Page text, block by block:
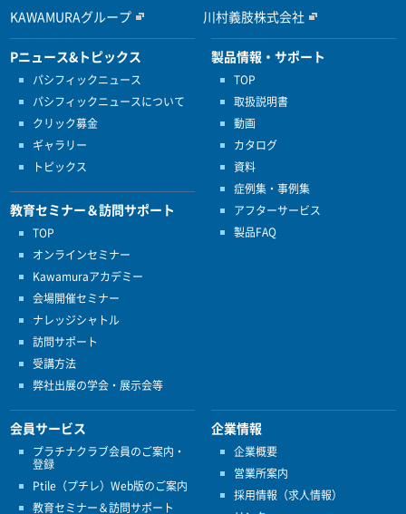
KAWAMURAグループ 川村義肢株式会社
Pニュース&トピックス
パシフィックニュース
パシフィックニュースについて
クリック募金
ギャラリー
トピックス
教育セミナー＆訪問サポート
TOP
オンラインセミナー
Kawamuraアカデミー
会場開催セミナー
ナレッジシャトル
訪問サポート
受講方法
弊社出展の学会・展示会等
製品情報・サポート
TOP
取扱説明書
動画
カタログ
資料
症例集・事例集
アフターサービス
製品FAQ
会員サービス
プラチナクラブ会員のご案内・
登録
Ptile（プチレ）Web版のご案内
教育セミナー＆訪問サポート
企業情報
企業概要
営業所案内
採用情報（求人情報）